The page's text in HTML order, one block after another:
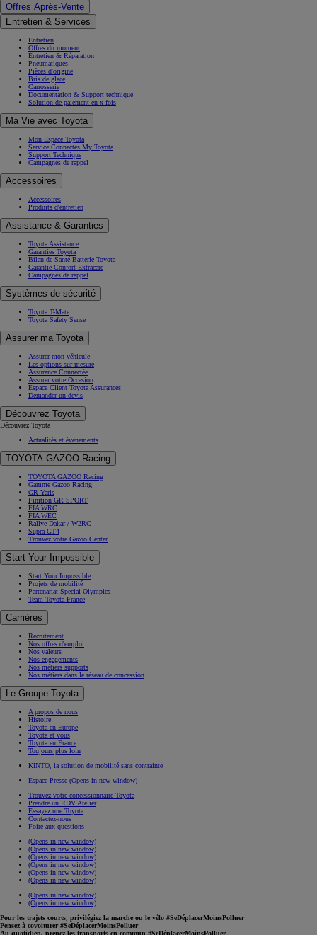
Offres Après-Vente
Entretien & Services
Entretien
Offres du moment
Entretien & Réparation
Pneumatiques
Pièces d'origine
Bris de glace
Carrosserie
Documentation & Support technique
Solution de paiement en x fois
Ma Vie avec Toyota
Mon Espace Toyota
Service Connectés My Toyota
Support Technique
Campagnes de rappel
Accessoires
Accessoires
Produits d'entretien
Assistance & Garanties
Toyota Assistance
Garanties Toyota
Bilan de Santé Batterie Toyota
Garantie Confort Extracare
Campagnes de rappel
Systèmes de sécurité
Toyota T-Mate
Toyota Safety Sense
Assurer ma Toyota
Assurer mon véhicule
Les options sur-mesure
Assurance Connectée
Assurer votre Occasion
Espace Client Toyota Assurances
Demander un devis
Découvrez Toyota
Découvrez Toyota
Actualités et évènements
TOYOTA GAZOO Racing
TOYOTA GAZOO Racing
Gamme Gazoo Racing
GR Yaris
Finition GR SPORT
FIA WRC
FIA WEC
Rallye Dakar / W2RC
Supra GT4
Trouvez votre Gazoo Center
Start Your Impossible
Start Your Impossible
Projets de mobilité
Partenariat Special Olympics
Team Toyota France
Carrières
Recrutement
Nos offres d'emploi
Nos valeurs
Nos engagements
Nos métiers supports
Nos métiers dans le réseau de concession
Le Groupe Toyota
A propos de nous
Histoire
Toyota en Europe
Toyota et vous
Toyota en France
Toujours plus loin
KINTO, la solution de mobilité sans contrainte
Espace Presse (Opens in new window)
Trouvez votre concessionnaire Toyota
Prendre un RDV Atelier
Essayez une Toyota
Contactez-nous
Foire aux questions
(Opens in new window)
(Opens in new window)
(Opens in new window)
(Opens in new window)
(Opens in new window)
(Opens in new window)
(Opens in new window)
(Opens in new window)
Pour les trajets courts, privilégiez la marche ou le vélo #SeDéplacerMoinsPolluer
Pensez à covoiturer #SeDéplacerMoinsPolluer
Au quotidien, prenez les transports en commun #SeDéplacerMoinsPolluer